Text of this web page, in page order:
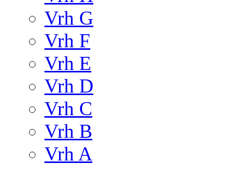
Vrh G
Vrh F
Vrh E
Vrh D
Vrh C
Vrh B
Vrh A